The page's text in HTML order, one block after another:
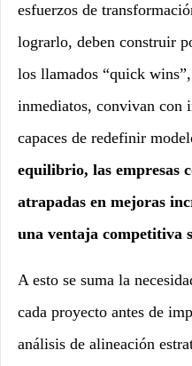
esfuerzos de
lograrlo, deben construir
los llamados “quick
inmediatos, convivan con
capaces de redefinir
equilibrio, las empresas
atrapadas en mejoras
una ventaja competitiva
A esto se suma la
cada proyecto antes de
análisis de alineación